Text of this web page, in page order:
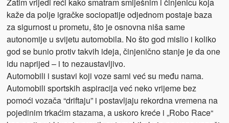
Zatim vrijedi reći kako smatram smiješnim i činjenicu koja
kaže da polje igračke sociopatije odjednom postaje baza
za sigurnost u prometu, što je osnovna niša same
autonomije u svijetu automobila. No što god mislio i koliko
god se bunio protiv takvih ideja, činjenično stanje je da one
idu naprijed – i to nezaustavljivo.
Automobili i sustavi koji voze sami već su među nama.
Automobili sportskih aspiracija već neko vrijeme bez
pomoći vozača “driftaju” i postavljaju rekordna vremena na
pojedinim trkaćim stazama, a uskoro kreće i „Robo Race“